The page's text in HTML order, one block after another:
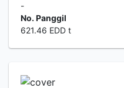
-
No. Panggil
621.46 EDD t